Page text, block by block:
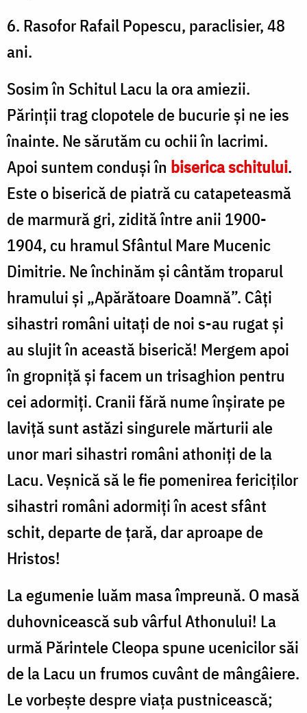
6. Rasofor Rafail Popescu, paraclisier, 48
ani.
Sosim în Schitul Lacu la ora amiezii.
Părinţii trag clopotele de bucurie şi ne ies
înainte. Ne sărutăm cu ochii în lacrimi.
Apoi suntem conduşi în biserica schi­tului.
Este o biserică de piatră cu catapeteasmă
de mar­mură gri, zidită între anii 1900-
1904, cu hramul Sfântul Mare Mucenic
Dimitrie. Ne închinăm şi cântăm troparul
hramului şi „Apărătoare Doamnă”. Câţi
sihastri români uitaţi de noi s-au rugat şi
au slujit în această biserică! Mergem apoi
în gropniţă şi facem un trisaghion pentru
cei adormiţi. Cranii fără nume înşirate pe
laviţă sunt astăzi singurele mărturii ale
unor mari sihastri români athoniţi de la
Lacu. Veşnică să le fie pomenirea fericiţilor
sihastri români adormiţi în acest sfânt
schit, departe de ţară, dar aproape de
Hristos!
La egumenie luăm masa împreună. O masă
duhov­nicească sub vârful Athonului! La
urmă Părintele Cleopa spune ucenicilor săi
de la Lacu un frumos cuvânt de mângâiere.
Le vorbeşte despre viaţa pustnicească;